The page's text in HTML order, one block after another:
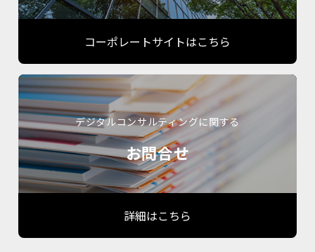
コーポレートサイトはこちら
デジタルコンサルティングに関する
お問合せ
詳細はこちら